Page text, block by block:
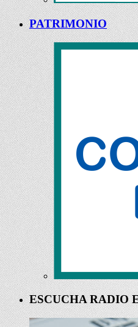
PATRIMONIO
ESCUCHA RADIO